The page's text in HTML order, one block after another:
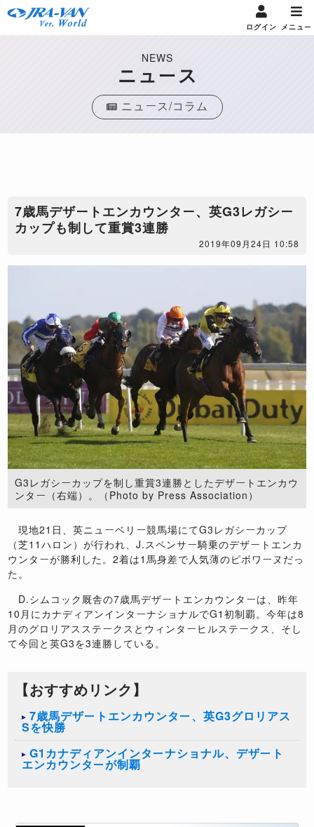
ログイン メニュー
NEWS
ニュース
ニュース/コラム
7歳馬デザートエンカウンター、英G3レガシー
カップも制して重賞3連勝
2019年09月24日 10:58
G3レガシーカップを制し重賞3連勝としたデザートエンカウ
ンター（右端）。（Photo by Press Association）
現地21日、英ニューベリー競馬場にてG3レガシーカップ
（芝11ハロン）が行われ、J.スペンサー騎乗のデザートエンカ
ウンターが勝利した。2着は1馬身差で人気薄のピボワーヌだっ
た。
D.シムコック厩舎の7歳馬デザートエンカウンターは、昨年
10月にカナディアンインターナショナルでG1初制覇。今年は8
月のグロリアスステークスとウィンターヒルステークス、そし
て今回と英G3を3連勝している。
【おすすめリンク】
7歳馬デザートエンカウンター、英G3グロリアス
Sを快勝
G1カナディアンインターナショナル、デザート
エンカウンターが制覇